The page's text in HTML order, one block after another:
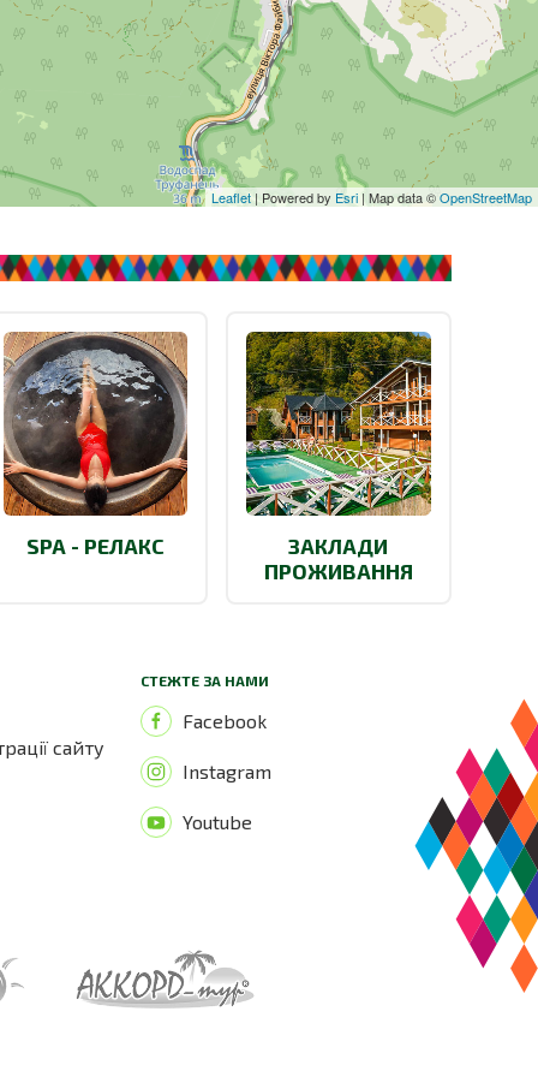
Leaflet| Powered by Esri | Map data ©OpenStreetMap
SPA - РЕЛАКС
ЗАКЛАДИ
ПРОЖИВАННЯ
сайту
СТЕЖТЕ ЗА НАМИ
Facebook
Instagram
Youtube